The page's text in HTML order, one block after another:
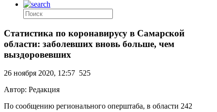
Статистика по коронавирусу в Самарской
области: заболевших вновь больше, чем
выздоровевших
26 ноября 2020, 12:57 525
Автор: Редакция
По сообщению регионального оперштаба, в области 242